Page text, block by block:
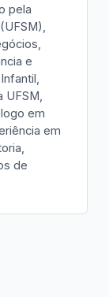
pela
e
em
em
de